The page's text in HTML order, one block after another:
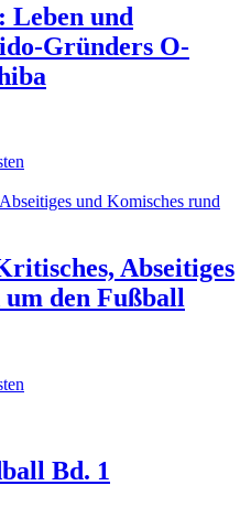
Leben und
Gründers O-
Abseitiges
den Fußball
Bd. 1